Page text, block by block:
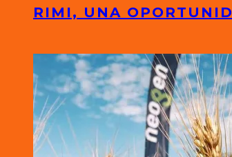
RIMI, UNA